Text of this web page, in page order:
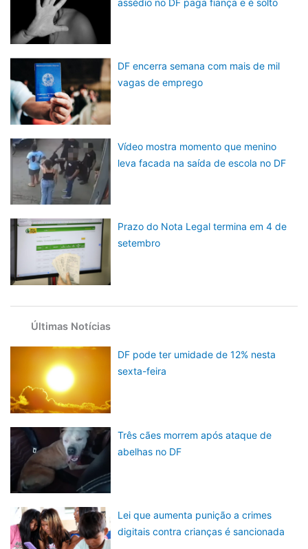
DF encerra semana com mais de mil
vagas de emprego
Vídeo mostra momento que menino
leva facada na saída de escola no DF
Prazo do Nota Legal termina em 4 de
setembro
Últimas Notícias
DF pode ter umidade de 12% nesta
sexta-feira
Três cães morrem após ataque de
abelhas no DF
Lei que aumenta punição a crimes
digitais contra crianças é sancionada